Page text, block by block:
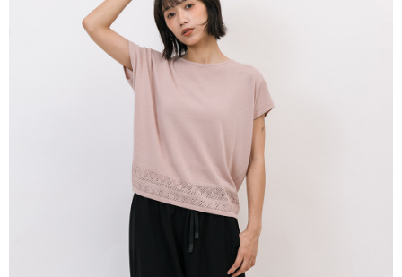
【「AFTEE先享後付」結帳流程】
１．於結帳方式選擇「AFTEE先享後付」後，將跳轉至「AFTEE先享後付」
結帳頁面，進行簡訊認證並確認金額後，即可完成結帳。
２．訂單成立數日內，您將收到繳費通知簡訊。
３．收到繳費通知簡訊後14天內，點擊此簡訊中的連結，可透過四大超商／
ATM／網路銀行／等多元方式進行付款，方視為交易完成。
※ 請注意：結帳手續完成當下不需立刻繳費，但若您需要取消訂單，請聯絡
購買商品的店家。未經商家同意取消之訂單仍視為有效，需透過AFTEE先享
※ 交易是否成功請以「AFTEE先享後付 」之結帳頁面顯示為準，若有關於
是否繳費成功／繳費後需取消欲退款等相關疑問，請聯繫「AFTEE先享後付
https://netprotections.freshdesk.com/support/home
１．透過由恩沛科技股份有限公司提供之「AFTEE先享後付」服務完成之交
易，需依本服務之必要範圍內提供個人資料，並將交易相關給付款項請求債
權轉讓予恩沛科技股份有限公司。
每筆NT$80，滿NT$1,200(含以上)免運費
7-11付款取貨
每筆NT$80，滿NT$1,200(含以上)免運費
每筆NT$80，滿NT$1,200(含以上)免運費